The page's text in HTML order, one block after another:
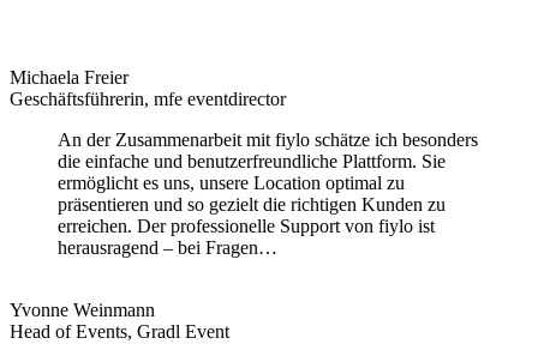
Michaela Freier
Geschäftsführerin, mfe eventdirector
An der Zusammenarbeit mit fiylo schätze ich besonders
die einfache und benutzerfreundliche Plattform. Sie
ermöglicht es uns, unsere Location optimal zu
präsentieren und so gezielt die richtigen Kunden zu
erreichen. Der professionelle Support von fiylo ist
herausragend – bei Fragen…
Yvonne Weinmann
Head of Events, Gradl Event